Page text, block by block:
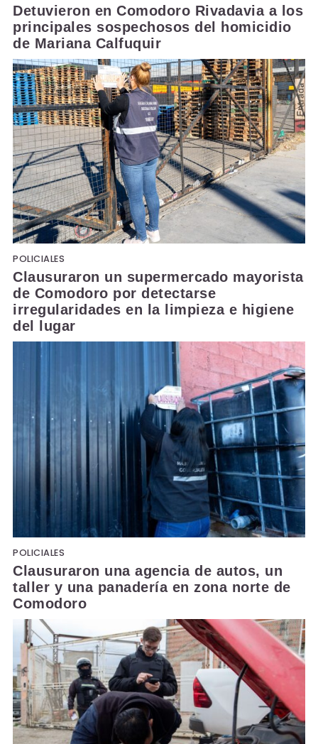
Detuvieron en Comodoro Rivadavia a los
principales sospechosos del homicidio
de Mariana Calfuquir
POLICIALES
Clausuraron un supermercado mayorista
de Comodoro por detectarse
irregularidades en la limpieza e higiene
del lugar
POLICIALES
Clausuraron una agencia de autos, un
taller y una panadería en zona norte de
Comodoro